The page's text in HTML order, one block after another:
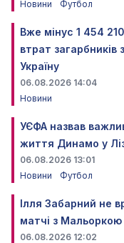
Новини
Футбол
Вже мінус 1 454
втрат загарбників
Україну
06.08.2026 14:04
Новини
УЄФА назвав
життя Динамо у
06.08.2026 13:01
Новини
Футбол
Ілля Забарний не
матчі з Мальоркою
06.08.2026 12:02